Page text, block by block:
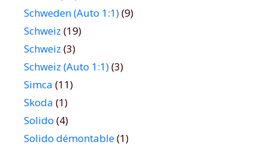
Schweden (Auto 1:1)(9)
Schweiz (19)
Schweiz (3)
Schweiz (Auto 1:1)(3)
Simca (11)
Skoda (1)
Solido (4)
Solido démontable(1)